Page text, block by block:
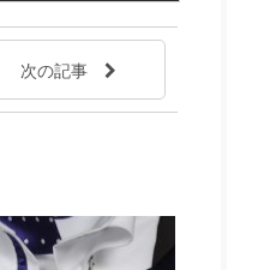
次の記事